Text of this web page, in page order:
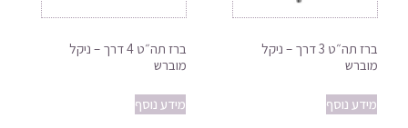
ברז תה״ט 3 דרך – ניקל
מוברש
מידע נוסף
ברז תה״ט 4 דרך – ניקל
מוברש
מידע נוסף